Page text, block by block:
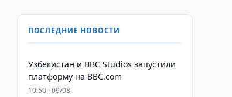
ПОСЛЕДНИЕ НОВОСТИ
Узбекистан и BBC Studios запустили
платформу на BBC.com
10:50 · 09/08